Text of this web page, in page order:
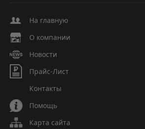
На главную
О компании
Новости
Прайс-Лист
Контакты
Помощь
Карта сайта